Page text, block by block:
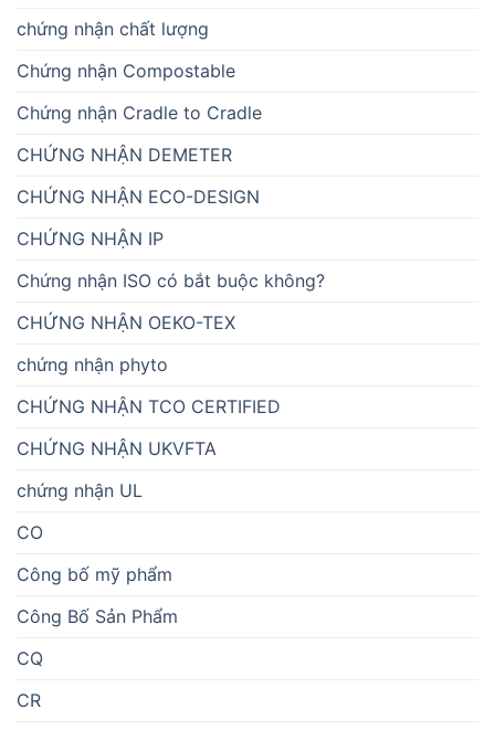
chứng nhận chất lượng
Chứng nhận Compostable
Chứng nhận Cradle to Cradle
CHỨNG NHẬN DEMETER
CHỨNG NHẬN ECO-DESIGN
CHỨNG NHẬN IP
Chứng nhận ISO có bắt buộc không?
CHỨNG NHẬN OEKO-TEX
chứng nhận phyto
CHỨNG NHẬN TCO CERTIFIED
CHỨNG NHẬN UKVFTA
chứng nhận UL
CO
Công bố mỹ phẩm
Công Bố Sản Phẩm
CQ
CR